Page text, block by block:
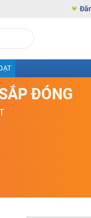
ĐÓNG